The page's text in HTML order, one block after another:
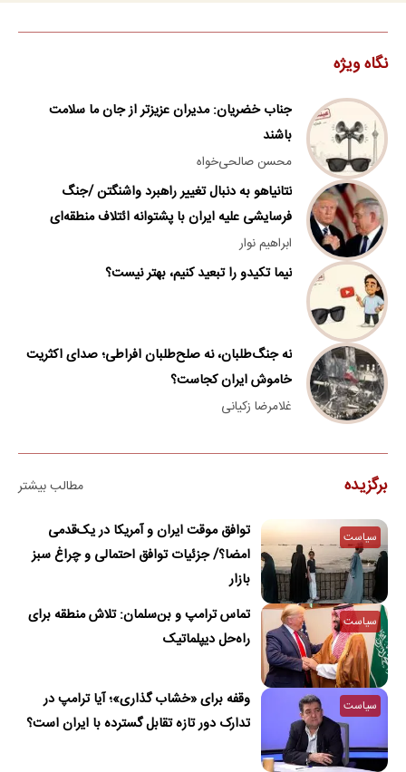
حقوقی ایجاد کند
نداشتن قصد برای تغییر نظام در
نگاه ویژه
جناب خضریان: مدیران عزیزتر از جان ما سلامت
باشند
محسن صالحی‌خواه
نتانیاهو به دنبال تغییر راهبرد واشنگتن /جنگ
فرسایشی علیه ایران با پشتوانه ائتلاف منطقه‌ای
ابراهیم نوار
نیما تکیدو را تبعید کنیم، بهتر نیست؟
نه جنگ‌طلبان، نه صلح‌طلبان افراطی؛ صدای اکثریت
خاموش ایران کجاست؟
غلامرضا زکیانی
برگزیده مطالب بیشتر
سیاست
توافق موقت ایران و آمریکا در یک‌قدمی
امضا؟/ جزئیات توافق احتمالی و چراغ سبز
بازار
سیاست
تماس ترامپ و بن‌سلمان: تلاش منطقه برای
راه‌حل دیپلماتیک
سیاست
وقفه برای «خشاب گذاری»؛ آیا ترامپ در
تدارک دور تازه تقابل گسترده با ایران است؟